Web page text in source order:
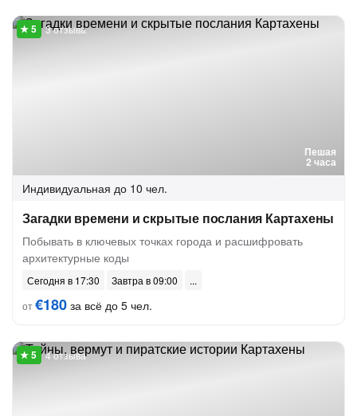
Пешая
2 часа
3 отзыва
Индивидуальная до 10 чел.
Загадки времени и скрытые послания Картахены
Побывать в ключевых точках города и расшифровать
архитектурные коды
Сегодня в 17:30
Завтра в 09:00
от€180 за всё до 5 чел.
4 отзыва